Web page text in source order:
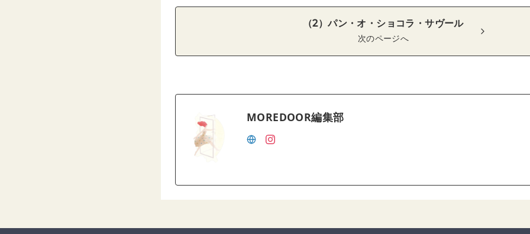
（2）パン・オ・ショコラ・サヴール
次のページへ
MOREDOOR編集部